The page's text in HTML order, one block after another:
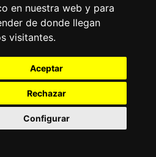
en nuestra web y para
de donde llegan
visitantes.
Aceptar
Rechazar
Configurar